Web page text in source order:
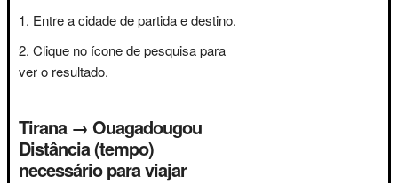
Entre a cidade de partida e destino.
Clique no ícone de pesquisa para
ver o resultado.
Tirana → Ouagadougou
Distância (tempo)
necessário para viajar